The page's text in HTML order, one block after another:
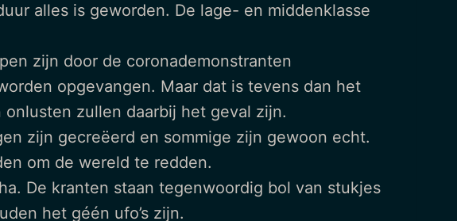
alles is geworden. De lage- en middenklasse
zijn door de coronademonstranten
opgevangen. Maar dat is tevens dan het
zullen daarbij het geval zijn.
zijn gecreëerd en sommige zijn gewoon echt.
om de wereld te redden.
De kranten staan tegenwoordig bol van stukjes
het géén ufo’s zijn.